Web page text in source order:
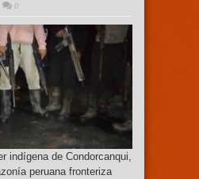
0
indígena de Condorcanqui,
peruana fronteriza